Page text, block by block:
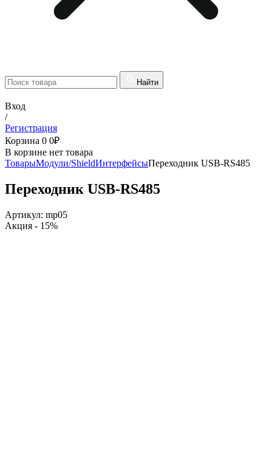
Найти
Вход
/
Регистрация
Корзина 0 0₽
В корзине нет товара
ТоварыМодули/ShieldИнтерфейсыПереходник USB-RS485
Переходник USB-RS485
Артикул: mp05
Акция - 15%